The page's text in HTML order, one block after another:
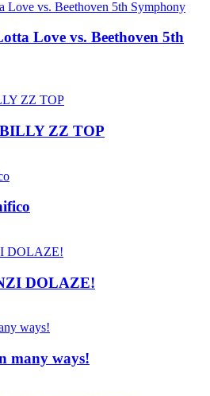
Love vs. Beethoven 5th
BILLY ZZ TOP
DOLAZE!
many ways!